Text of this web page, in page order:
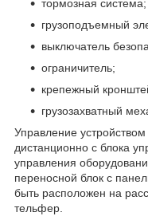
тормозная система;
грузоподъемный
выключатель
ограничитель;
крепежный
грузозахватный
Управление
дистанционно с блока
управления
переносной блок с
быть расположен на
тельфер.